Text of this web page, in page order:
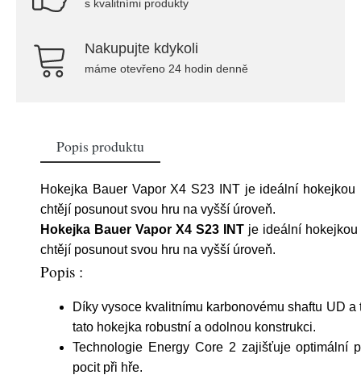
s kvalitními produkty
Nakupujte kdykoli
máme otevřeno 24 hodin denně
Popis produktu
Hokejka Bauer Vapor X4 S23 INT je ideální hokejkou
chtějí posunout svou hru na vyšší úroveň.
Hokejka Bauer Vapor X4 S23 INT je ideální
chtějí posunout svou hru na vyšší úroveň.
Popis :
Díky vysoce kvalitnímu karbonovému shaftu UD
tato hokejka robustní a odolnou konstrukci.
Technologie Energy Core 2 zajišťuje optimální
pocit při hře.